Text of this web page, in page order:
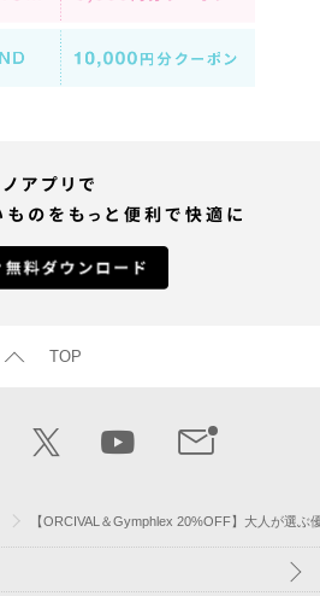
TOP
【ORCIVAL＆Gymphlex 20%OFF】大人が選ぶ